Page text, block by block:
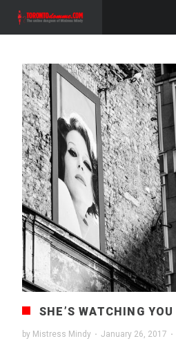
SHE’S WATCHING YOU
by Mistress Mindy · January 26, 2017 ·